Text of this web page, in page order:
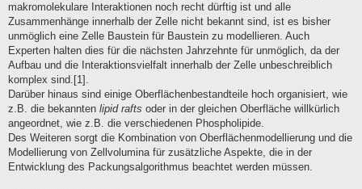
makromolekulare Interaktionen noch recht dürftig ist und alle
Zusammenhänge innerhalb der Zelle nicht bekannt sind, ist es bisher
unmöglich eine Zelle Baustein für Baustein zu modellieren. Auch
Experten halten dies für die nächsten Jahrzehnte für unmöglich, da der
Aufbau und die Interaktionsvielfalt innerhalb der Zelle unbeschreiblich
komplex sind.[1].
Darüber hinaus sind einige Oberflächenbestandteile hoch organisiert, wie
z.B. die bekannten lipid rafts oder in der gleichen Oberfläche willkürlich
angeordnet, wie z.B. die verschiedenen Phospholipide.
Des Weiteren sorgt die Kombination von Oberflächenmodellierung und die
Modellierung von Zellvolumina für zusätzliche Aspekte, die in der
Entwicklung des Packungsalgorithmus beachtet werden müssen.